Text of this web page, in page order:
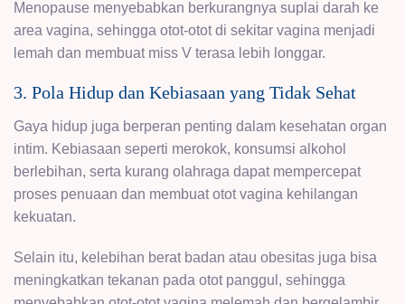
Menopause menyebabkan berkurangnya suplai darah ke
area vagina, sehingga otot-otot di sekitar vagina menjadi
lemah dan membuat miss V terasa lebih longgar.
3. Pola Hidup dan Kebiasaan yang Tidak Sehat
Gaya hidup juga berperan penting dalam kesehatan organ
intim. Kebiasaan seperti merokok, konsumsi alkohol
berlebihan, serta kurang olahraga dapat mempercepat
proses penuaan dan membuat otot vagina kehilangan
kekuatan.
Selain itu, kelebihan berat badan atau obesitas juga bisa
meningkatkan tekanan pada otot panggul, sehingga